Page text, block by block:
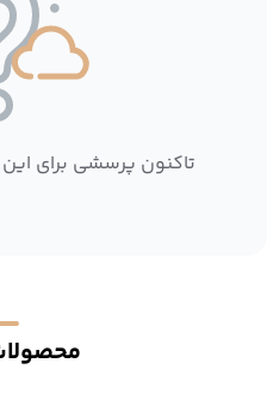
تاکنون پرسشی برای